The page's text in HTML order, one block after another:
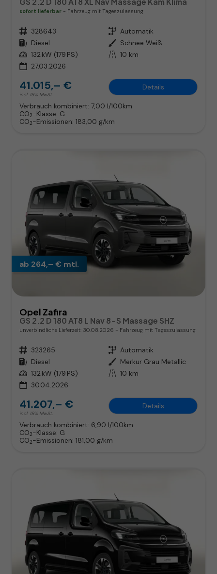
sofort lieferbar Fahrzeug mit Tageszulassung
Fahrzeugnr. 328643 Getriebe Automatik
Kraftstoff Diesel Außenfarbe Schnee Weiß
Leistung 132 kW (179 PS) Kilometerstand 10 km
27.03.2026
41.015,– €
incl. 19% MwSt.
Details
Verbrauch kombiniert: 7,00 l/100km
CO2-Klasse: G
CO2-Emissionen: 183,00 g/km
ab 264,– € mtl.
Opel Zafira
GS 2.2 D 180 AT8 L Nav 8-S Massage SHZ
unverbindliche Lieferzeit: 30.08.2026 Fahrzeug mit Tageszulassung
Fahrzeugnr. 323265 Getriebe Automatik
Kraftstoff Diesel Außenfarbe Merkur Grau Metallic
Leistung 132 kW (179 PS) Kilometerstand 10 km
30.04.2026
41.207,– €
incl. 19% MwSt.
Details
Verbrauch kombiniert: 6,90 l/100km
CO2-Klasse: G
CO2-Emissionen: 181,00 g/km